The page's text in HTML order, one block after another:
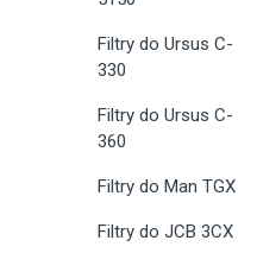
Filtry do Ursus C-
330
Filtry do Ursus C-
360
Filtry do Man TGX
Filtry do JCB 3CX